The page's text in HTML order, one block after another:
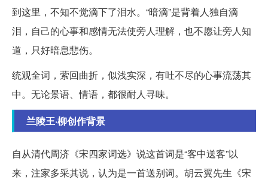
到这里，不知不觉滴下了泪水。“暗滴”是背着人独自滴
泪，自己的心事和感情无法使旁人理解，也不愿让旁人知
道，只好暗息悲伤。
统观全词，萦回曲折，似浅实深，有吐不尽的心事流荡其
中。无论景语、情语，都很耐人寻味。
兰陵王·柳创作背景
自从清代周济《宋四家词选》说这首词是“客中送客”以
来，注家多采其说，认为是一首送别词。胡云翼先生《宋